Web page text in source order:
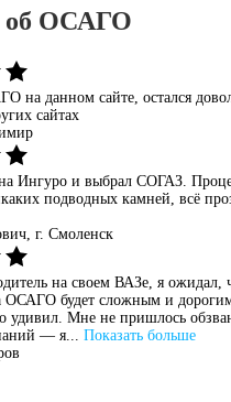
ОСАГО
на данном сайте, остался
сайтах
Ингуро и выбрал СОГАЗ.
подводных камней, всё
г. Смоленск
на своем ВАЗе, я ожидал,
ОСАГО будет сложным и
удивил. Мне не пришлось
— я... Показать больше